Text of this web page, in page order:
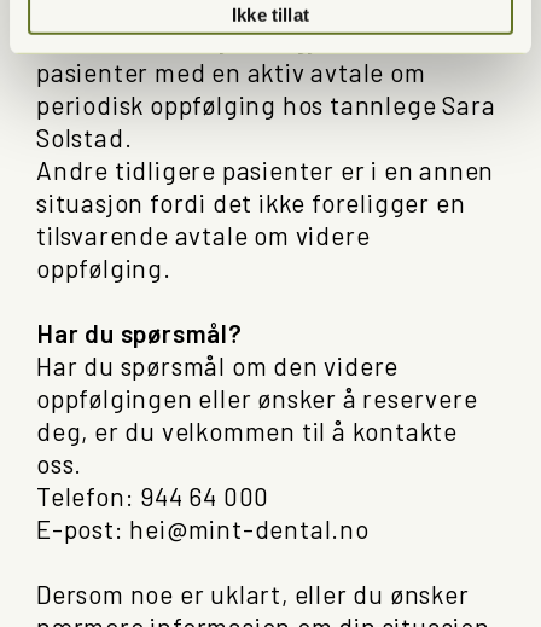
Ikke tillat
ved Mint Dental denne informasjonen?
Denne informasjonen gjelder kun
pasienter med en aktiv avtale om
periodisk oppfølging hos tannlege Sara
Solstad.
Andre tidligere pasienter er i en annen
situasjon fordi det ikke foreligger en
tilsvarende avtale om videre
oppfølging.
Har du spørsmål?
Har du spørsmål om den videre
oppfølgingen eller ønsker å reservere
deg, er du velkommen til å kontakte
oss.
Telefon: 944 64 000
E-post: hei@mint-dental.no
Dersom noe er uklart, eller du ønsker